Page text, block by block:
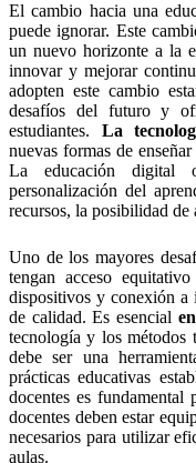
El cambio hacia una
puede ignorar. Este
un nuevo horizonte a la
innovar y mejorar
adopten este cambio
desafíos del futuro y
estudiantes. La
nuevas formas de
La educación digital
personalización del
recursos, la posibilidad
Uno de los mayores
tengan acceso
dispositivos y conexión a
de calidad. Es esencial
tecnología y los métodos
debe ser una
prácticas educativas
docentes es
docentes deben estar
necesarios para utilizar
aulas.